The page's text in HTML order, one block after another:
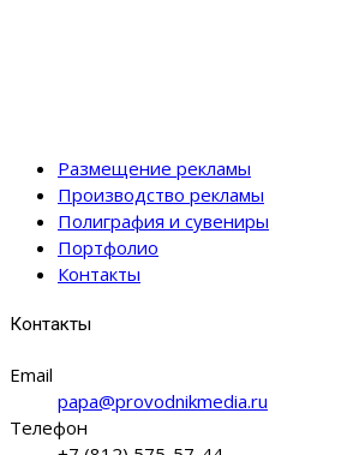
Размещение рекламы
Производство рекламы
Полиграфия и сувениры
Портфолио
Контакты
Контакты
Email
papa@provodnikmedia.ru
Телефон